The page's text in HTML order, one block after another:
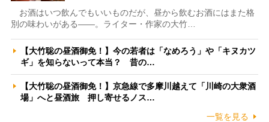
お酒はいつ飲んでもいいものだが、昼から飲むお酒にはまた格
別の味わいがある――。ライター・作家の大竹…
【大竹聡の昼酒御免！】今の若者は「なめろう」や「キヌカツ
ギ」を知らないって本当？ 昔の…
【大竹聡の昼酒御免！】京急線で多摩川越えて「川崎の大衆酒
場」へと昼酒旅 押し寄せるノス…
一覧を見る